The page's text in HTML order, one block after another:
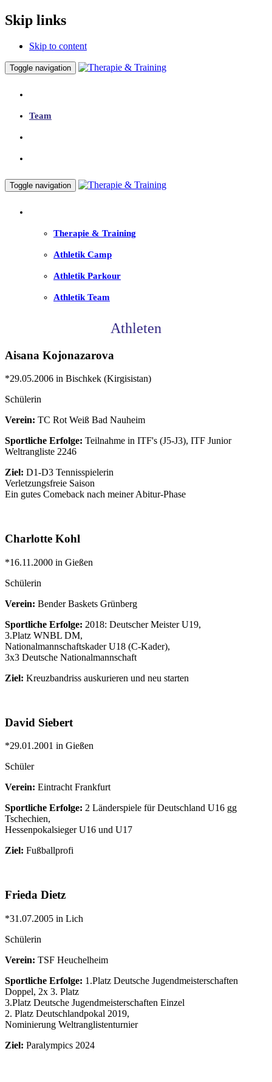
Skip links
Skip to content
Toggle navigation
Team
Toggle navigation
Therapie & Training
Athletik Camp
Athletik Parkour
Athletik Team
Athleten
Aisana Kojonazarova
*29.05.2006 in Bischkek (Kirgisistan)
Schülerin
Verein: TC Rot Weiß Bad Nauheim
Sportliche Erfolge: Teilnahme in ITF's (J5-J3), ITF Junior
Weltrangliste 2246
Ziel: D1-D3 Tennisspielerin
Verletzungsfreie Saison
Ein gutes Comeback nach meiner Abitur-Phase
Charlotte Kohl
*16.11.2000 in Gießen
Schülerin
Verein: Bender Baskets Grünberg
Sportliche Erfolge: 2018: Deutscher Meister U19,
3.Platz WNBL DM,
Nationalmannschaftskader U18 (C-Kader),
3x3 Deutsche Nationalmannschaft
Ziel: Kreuzbandriss auskurieren und neu starten
David Siebert
*29.01.2001 in Gießen
Schüler
Verein: Eintracht Frankfurt
Sportliche Erfolge: 2 Länderspiele für Deutschland U16 gg
Tschechien,
Hessenpokalsieger U16 und U17
Ziel: Fußballprofi
Frieda Dietz
*31.07.2005 in Lich
Schülerin
Verein: TSF Heuchelheim
Sportliche Erfolge: 1.Platz Deutsche Jugendmeisterschaften
Doppel, 2x 3. Platz
3.Platz Deutsche Jugendmeisterschaften Einzel
2. Platz Deutschlandpokal 2019,
Nominierung Weltranglistenturnier
Ziel: Paralympics 2024